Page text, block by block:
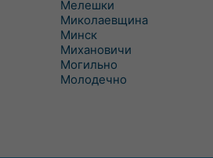
Мелешки
Миколаевщина
Минск
Михановичи
Могильно
Молодечно